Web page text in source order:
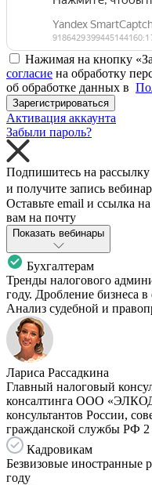
Нажимая на кнопку
согласие на обработку
об обработке данных в
Зарегистрироваться
Активация аккаунта
Забыли пароль?
Подпишитесь на рассылку
и получите запись
Оставьте email и ссылка
вам на почту
Показать вебинары
Бухгалтерам
Тренды налогового
году. Дробление бизнеса
Анализ судебной и
Лариса Рассадкина
Главный налоговый
консалтинга ООО
консультантов России,
гражданской службы РФ 2
Кадровикам
Безвизовые иностранные
году